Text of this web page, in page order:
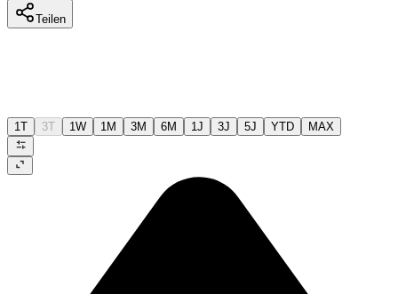
Teilen
1T 3T 1W 1M 3M 6M 1J 3J 5J YTD MAX